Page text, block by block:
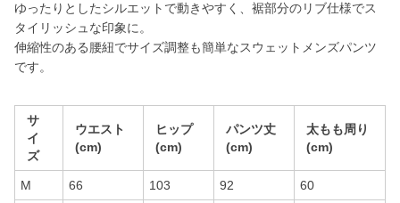
ゆったりとしたシルエットで動きやすく、裾部分のリブ仕様でス
タイリッシュな印象に。
伸縮性のある腰紐でサイズ調整も簡単なスウェットメンズパンツ
です。
サ
イ
ズ
ウエスト
(cm)
ヒップ
(cm)
パンツ丈
(cm)
太もも周り
(cm)
M 66 103 92 60